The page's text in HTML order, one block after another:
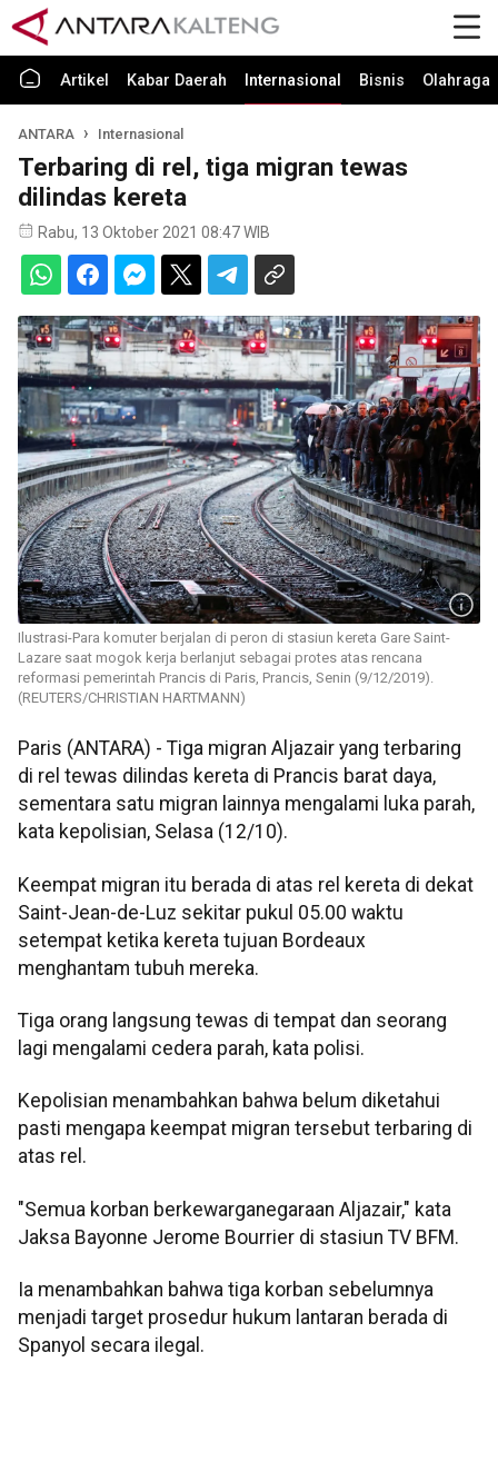
Artikel Kabar Daerah Internasional Bisnis Olahraga
ANTARA Internasional
Terbaring di rel, tiga migran tewas
dilindas kereta
Rabu, 13 Oktober 2021 08:47 WIB
Ilustrasi-Para komuter berjalan di peron di stasiun kereta Gare Saint-
Lazare saat mogok kerja berlanjut sebagai protes atas rencana
reformasi pemerintah Prancis di Paris, Prancis, Senin (9/12/2019).
(REUTERS/CHRISTIAN HARTMANN)
Paris (ANTARA) - Tiga migran Aljazair yang terbaring
di rel tewas dilindas kereta di Prancis barat daya,
sementara satu migran lainnya mengalami luka parah,
kata kepolisian, Selasa (12/10).
Keempat migran itu berada di atas rel kereta di dekat
Saint-Jean-de-Luz sekitar pukul 05.00 waktu
setempat ketika kereta tujuan Bordeaux
menghantam tubuh mereka.
Tiga orang langsung tewas di tempat dan seorang
lagi mengalami cedera parah, kata polisi.
Kepolisian menambahkan bahwa belum diketahui
pasti mengapa keempat migran tersebut terbaring di
atas rel.
"Semua korban berkewarganegaraan Aljazair," kata
Jaksa Bayonne Jerome Bourrier di stasiun TV BFM.
Ia menambahkan bahwa tiga korban sebelumnya
menjadi target prosedur hukum lantaran berada di
Spanyol secara ilegal.